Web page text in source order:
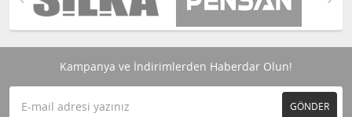
Kampanya ve İndirimlerden Haberdar Olun!
GÖNDER